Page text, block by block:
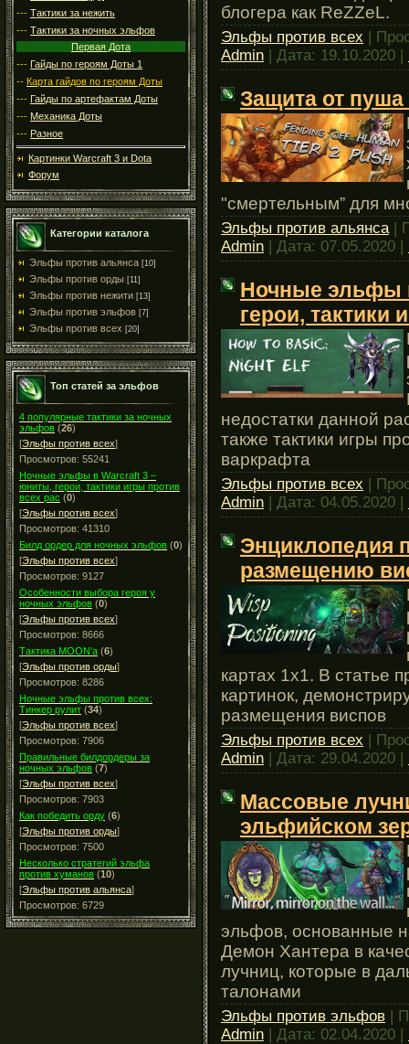
--- Тактики за нежить
--- Тактики за ночных эльфов
Первая Дота
--- Гайды по героям Доты 1
-- Карта гайдов по героям Доты
--- Гайды по артефактам Доты
--- Механика Доты
--- Разное
Картинки Warcraft 3 и Dota
Форум
Категории каталога
Эльфы против альянса [10]
Эльфы против орды [11]
Эльфы против нежити [13]
Эльфы против эльфов [7]
Эльфы против всех [20]
Топ статей за эльфов
4 популярные тактики за ночных
эльфов (26)
[Эльфы против всех]
Просмотров: 55241
Ночные эльфы в Warcraft 3 –
юниты, герои, тактики игры против
всех рас (0)
[Эльфы против всех]
Просмотров: 41310
Билд ордер для ночных эльфов (0)
[Эльфы против всех]
Просмотров: 9127
Особенности выбора героя у
ночных эльфов (0)
[Эльфы против всех]
Просмотров: 8666
Тактика MOON'а (6)
[Эльфы против орды]
Просмотров: 8286
Ночные эльфы против всех:
Тинкер рулит (34)
[Эльфы против всех]
Просмотров: 7906
Правильные билдордеры за
ночных эльфов (7)
[Эльфы против всех]
Просмотров: 7903
Как победить орду (6)
[Эльфы против орды]
Просмотров: 7500
Несколько стратегий эльфа
против хуманов (10)
[Эльфы против альянса]
Просмотров: 6729
блогера как ReZZeL.
Эльфы против всех |
Admin | Дата: 19.10.2020 |
Защита от пуша
"смертельным” для
Эльфы против альянса|
Admin | Дата: 07.05.2020 |
Ночные эльфы
герои, тактики
недостатки данной
также тактики игры
варкрафта
Эльфы против всех |
Admin | Дата: 04.05.2020 |
Энциклопедия
размещению
картах 1х1. В статье
картинок,
размещения виспов
Эльфы против всех |
Admin | Дата: 29.04.2020 |
Массовые
эльфийском
эльфов, основанные
Демон Хантера в
лучниц, которые в
талонами
Эльфы против эльфов |
Admin | Дата: 02.04.2020 |